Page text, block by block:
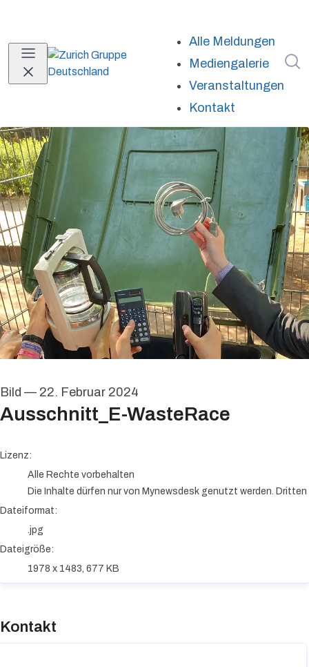
Alle Meldungen
Mediengalerie
Veranstaltungen
Kontakt
Bild — 22. Februar 2024
Ausschnitt_E-WasteRace
go to media item
Lizenz:
Alle Rechte vorbehalten
Die Inhalte dürfen nur von Mynewsdesk genutzt werden.
Dateiformat:
.jpg
Dateigröße:
1978 x 1483, 677 KB
Kontakt